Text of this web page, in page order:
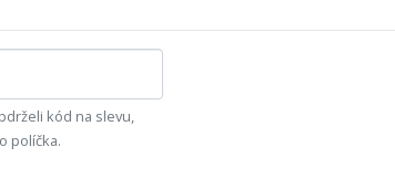
kód na slevu,
políčka.